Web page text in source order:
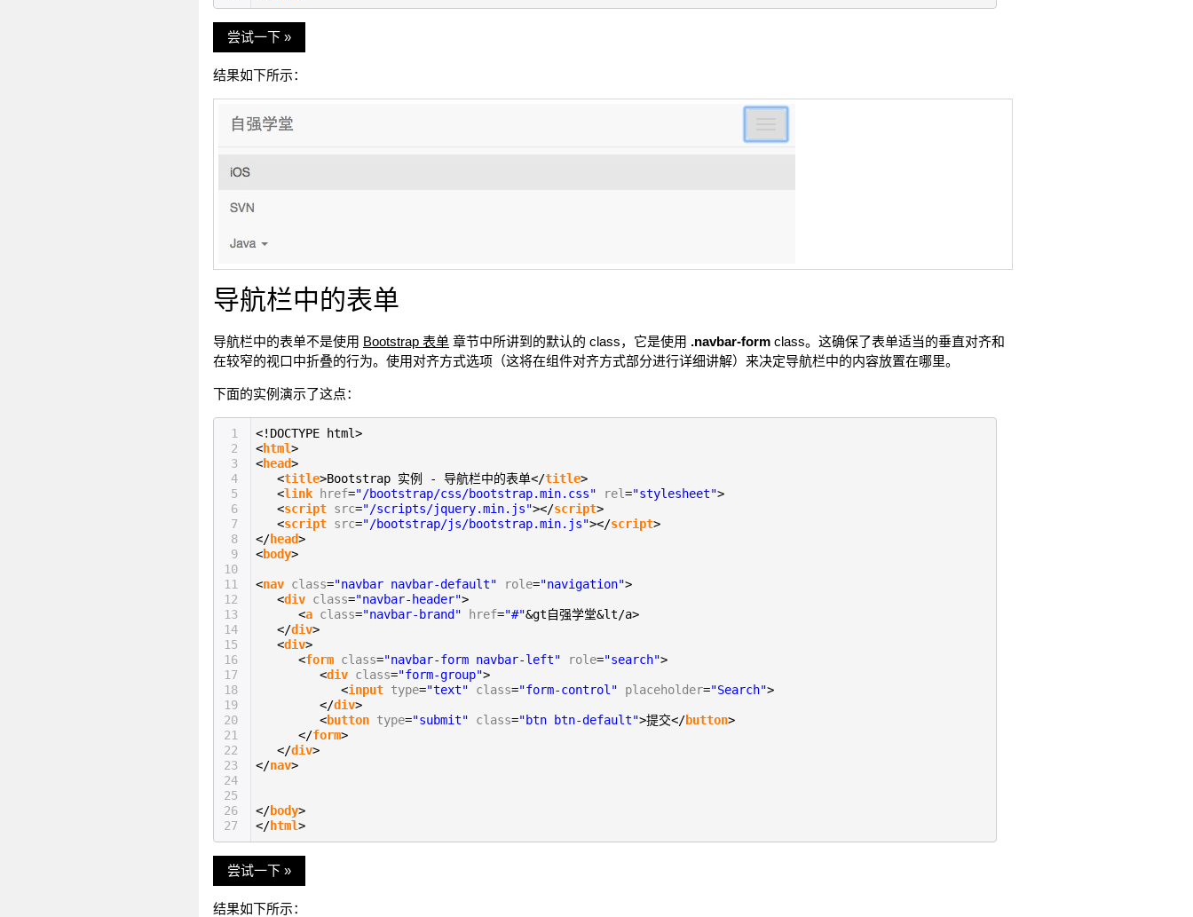
尝试一下 »
结果如下所示：
导航栏中的表单
导航栏中的表单不是使用 Bootstrap 表单章节中所讲到的默认的 class，它是使用 .navbar-formclass。这确保了表单适当的垂直对齐和
在较窄的视口中折叠的行为。使用对齐方式选项（这将在组件对齐方式部分进行详细讲解）来决定导航栏中的内容放置在哪里。
下面的实例演示了这点：
1
2
3
4
5
6
7
8
9
10
11
12
13
14
15
16
17
18
19
20
21
22
23
24
25
26
27
<!DOCTYPE html>
<html>
<head>
<title>Bootstrap 实例 - 导航栏中的表单</title>
<link href="/bootstrap/css/bootstrap.min.css" rel="stylesheet">
<script src="/scripts/jquery.min.js"></script>
<script src="/bootstrap/js/bootstrap.min.js"></script>
</head>
<body>
<nav class="navbar navbar-default" role="navigation">
<div class="navbar-header">
<a class="navbar-brand" href="#"&gt自强学堂&lt/a>
</div>
<div>
<form class="navbar-form navbar-left" role="search">
<div class="form-group">
<input type="text" class="form-control" placeholder="Search">
</div>
<button type="submit" class="btn btn-default">提交</button>
</form>
</div>
</nav>
</body>
</html>
尝试一下 »
结果如下所示：